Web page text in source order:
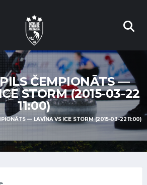
ČEMPIONĀTS —
STORM (2015-03-22
11:00)
— LAVĪNA VS ICE STORM (2015-03-22 11:00)